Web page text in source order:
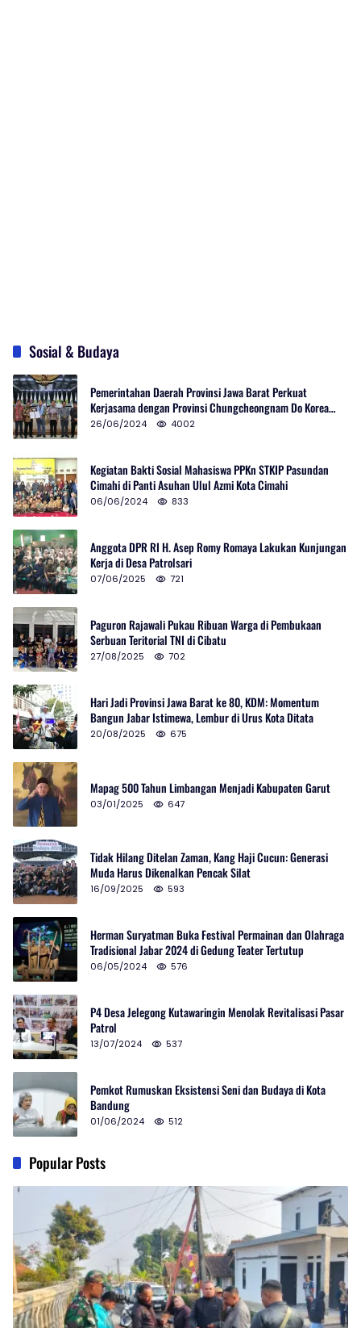
Sosial & Budaya
Pemerintahan Daerah Provinsi Jawa Barat Perkuat
Kerjasama dengan Provinsi Chungcheongnam Do Korea
Selatan
26/06/2024 4002
Kegiatan Bakti Sosial Mahasiswa PPKn STKIP Pasundan
Cimahi di Panti Asuhan Ulul Azmi Kota Cimahi
06/06/2024 833
Anggota DPR RI H. Asep Romy Romaya Lakukan Kunjungan
Kerja di Desa Patrolsari
07/06/2025 721
Paguron Rajawali Pukau Ribuan Warga di Pembukaan
Serbuan Teritorial TNI di Cibatu
27/08/2025 702
Hari Jadi Provinsi Jawa Barat ke 80, KDM: Momentum
Bangun Jabar Istimewa, Lembur di Urus Kota Ditata
20/08/2025 675
Mapag 500 Tahun Limbangan Menjadi Kabupaten Garut
03/01/2025 647
Tidak Hilang Ditelan Zaman, Kang Haji Cucun: Generasi
Muda Harus Dikenalkan Pencak Silat
16/09/2025 593
Herman Suryatman Buka Festival Permainan dan Olahraga
Tradisional Jabar 2024 di Gedung Teater Tertutup
06/05/2024 576
P4 Desa Jelegong Kutawaringin Menolak Revitalisasi Pasar
Patrol
13/07/2024 537
Pemkot Rumuskan Eksistensi Seni dan Budaya di Kota
Bandung
01/06/2024 512
Popular Posts